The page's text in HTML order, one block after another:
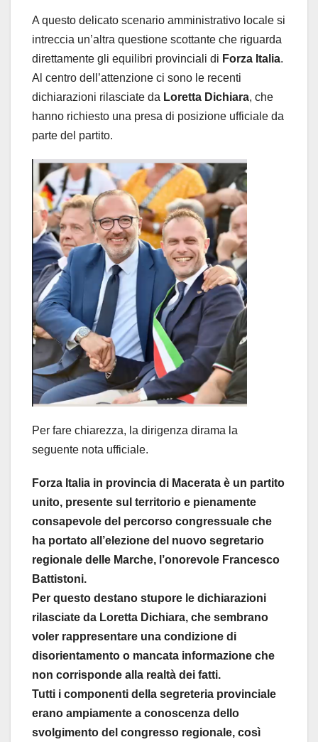
A questo delicato scenario amministrativo locale si
intreccia un’altra questione scottante che riguarda
direttamente gli equilibri provinciali di Forza Italia.
Al centro dell’attenzione ci sono le recenti
dichiarazioni rilasciate da Loretta Dichiara, che
hanno richiesto una presa di posizione ufficiale da
parte del partito.
Per fare chiarezza, la dirigenza dirama la
seguente nota ufficiale.
Forza Italia in provincia di Macerata è un partito
unito, presente sul territorio e pienamente
consapevole del percorso congressuale che
ha portato all’elezione del nuovo segretario
regionale delle Marche, l’onorevole Francesco
Battistoni.
Per questo destano stupore le dichiarazioni
rilasciate da Loretta Dichiara, che sembrano
voler rappresentare una condizione di
disorientamento o mancata informazione che
non corrisponde alla realtà dei fatti.
Tutti i componenti della segreteria provinciale
erano ampiamente a conoscenza dello
svolgimento del congresso regionale, così